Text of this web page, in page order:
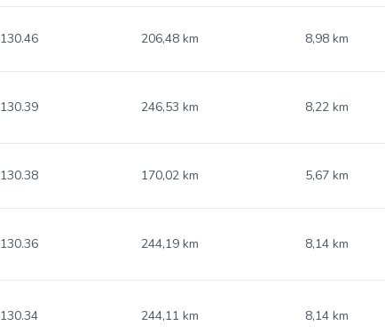
130.46 206,48 km 8,98 km
130.39 246,53 km 8,22 km
130.38 170,02 km 5,67 km
130.36 244,19 km 8,14 km
130.34 244,11 km 8,14 km